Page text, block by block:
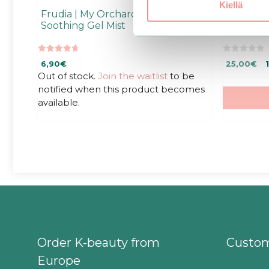
Kiellä
Frudia | My Orchard Aloe Real
Soothing Gel Mist
out of 5
6,90€
Out of stock. Join the waitlist to be
notified when this product becomes
available.
o
o
Original
was:
25,00€
is:
Order K-beauty from
Europe